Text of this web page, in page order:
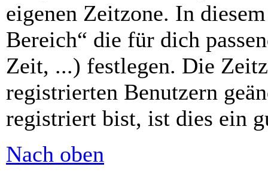
eigenen Zeitzone. In
Bereich“ die für dich
Zeit, ...) festlegen. Die
registrierten Benutzern
registriert bist, ist dies ein
Nach oben